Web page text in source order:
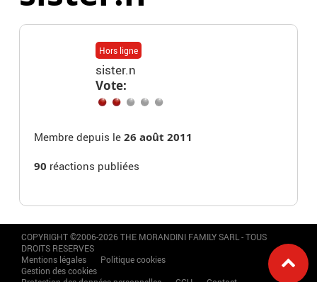
Hors ligne
sister.n
Vote:
Membre depuis le26 août 2011
90 réactions publiées
COPYRIGHT ©2006-2026 THE MORANDINI FAMILY SARL - TOUS
DROITS RESERVES
Mentions légales
Politique cookies
Gestion des cookies